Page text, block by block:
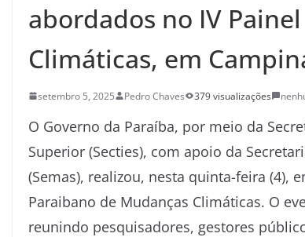
abordados no IV
Climáticas, em
setembro 5, 2025 Pedro Chaves 379 visualizações
O Governo da Paraíba, por meio da
Superior (Secties), com apoio da
(Semas), realizou, nesta quinta-feira (4),
Paraibano de Mudanças Climáticas. O
reunindo pesquisadores, gestores